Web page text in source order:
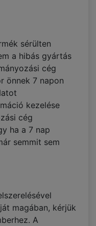
sérülten
a hibás gyártás
cég
önnek 7 napon
kezelése
cég
ha a 7 nap
semmit sem
magában, kérjük
A